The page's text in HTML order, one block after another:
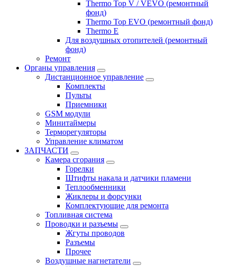
Thermo Top V / VEVO (ремонтный
фонд)
Thermo Top EVO (ремонтный фонд)
Thermo E
Для воздушных отопителей (ремонтный
фонд)
Ремонт
Органы управления
Дистанционное управление
Комплекты
Пульты
Приемники
GSM модули
Минитаймеры
Терморегуляторы
Управление климатом
ЗАПЧАСТИ
Камера сгорания
Горелки
Штифты накала и датчики пламени
Теплообменники
Жиклеры и форсунки
Комплектующие для ремонта
Топливная система
Проводки и разъемы
Жгуты проводов
Разъемы
Прочее
Воздушные нагнетатели